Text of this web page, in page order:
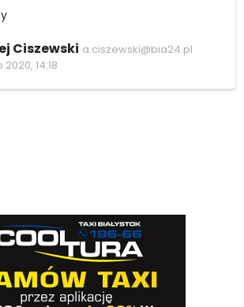
Ciszewski a.ciszewski@bia24.pl
14:18